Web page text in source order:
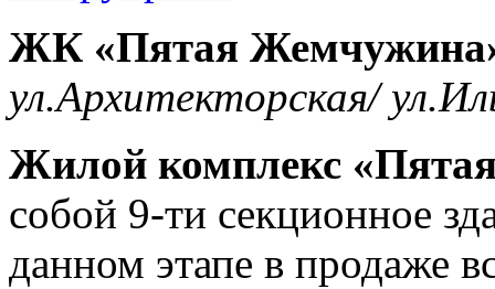
ЖК «Пятая
ул.Архитекторская/
Жилой комплекс
собой 9-ти секционное
данном этапе в продаже